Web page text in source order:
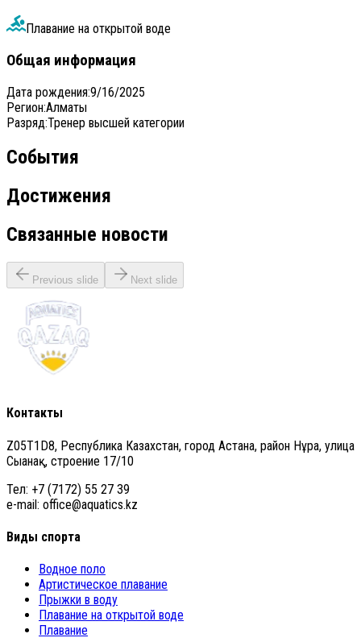
Плавание на открытой воде
Общая информация
Дата рождения:9/16/2025
Регион:Алматы
Разряд:Тренер высшей категории
События
Достижения
Связанные новости
Previous slide Next slide
Контакты
Z05T1D8, Республика Казахстан, город Астана, район Нұра, улица
Сығанақ, строение 17/10
Тел: +7 (7172) 55 27 39
e-mail: office@aquatics.kz
Виды спорта
Водное поло
Артистическое плавание
Прыжки в воду
Плавание на открытой воде
Плавание